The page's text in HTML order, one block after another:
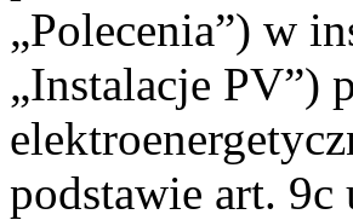
„Polecenia”) w
„Instalacje PV”)
podstawie art.